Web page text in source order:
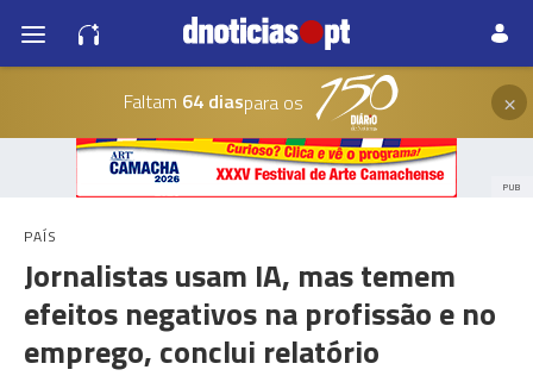
Faltam 64 diaspara os ×
PUB
PAÍS
Jornalistas usam IA, mas temem
efeitos negativos na profissão e no
emprego, conclui relatório